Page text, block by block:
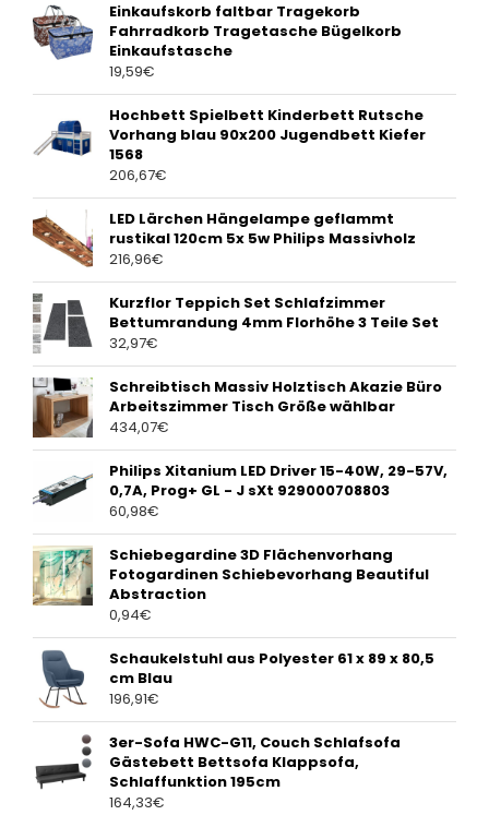
Einkaufskorb faltbar Tragekorb
Fahrradkorb Tragetasche Bügelkorb
Einkaufstasche
19,59€
Hochbett Spielbett Kinderbett Rutsche
Vorhang blau 90x200 Jugendbett Kiefer
1568
206,67€
LED Lärchen Hängelampe geflammt
rustikal 120cm 5x 5w Philips Massivholz
216,96€
Kurzflor Teppich Set Schlafzimmer
Bettumrandung 4mm Florhöhe 3 Teile Set
32,97€
Schreibtisch Massiv Holztisch Akazie Büro
Arbeitszimmer Tisch Größe wählbar
434,07€
Philips Xitanium LED Driver 15-40W, 29-57V,
0,7A, Prog+ GL - J sXt 929000708803
60,98€
Schiebegardine 3D Flächenvorhang
Fotogardinen Schiebevorhang Beautiful
Abstraction
0,94€
Schaukelstuhl aus Polyester 61 x 89 x 80,5
cm Blau
196,91€
3er-Sofa HWC-G11, Couch Schlafsofa
Gästebett Bettsofa Klappsofa,
Schlaffunktion 195cm
164,33€